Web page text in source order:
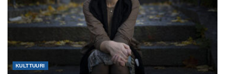
KULTTUURI